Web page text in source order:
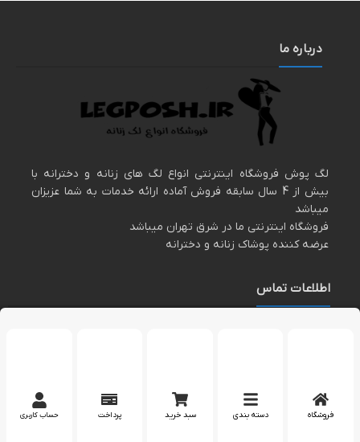
درباره ما
لگ پوش فروشگاه اینترنتی انواع لگ های زنانه و دخترانه با
بیش از 4 سال سابقه فروش آماده ارائه خدمات به شما عزیزان
میباشد
فروشگاه اینترنتی ما در شرق تهران میباشد
عرضه کننده پوشاک زنانه و دخترانه
اطلاعات تماس
پشتیبانی در واتساپ
فروشگاه دسته بندی سبد خرید پرداخت حساب کاربری